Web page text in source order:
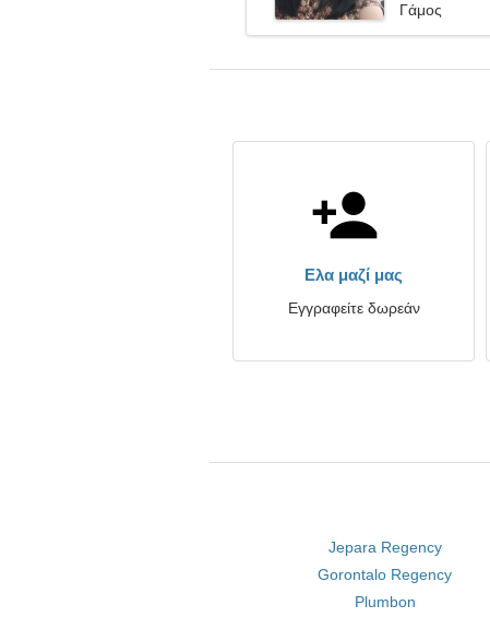
Γάμος
Ελα μαζί μας
Εγγραφείτε δωρεάν
Jepara Regency
Gorontalo Regency
Plumbon